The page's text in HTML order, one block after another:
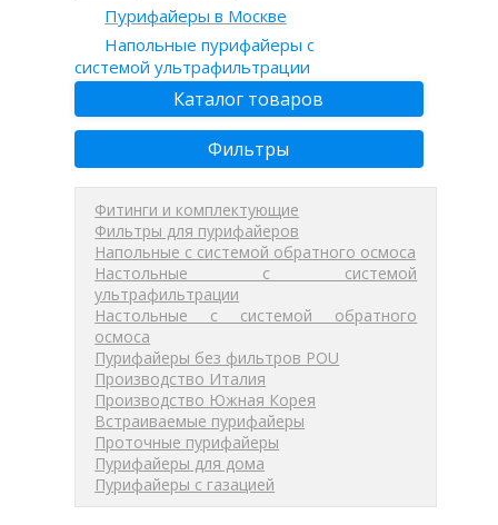
Пурифайеры в Москве
Напольные пурифайеры с
системой ультрафильтрации
Каталог товаров
Фильтры
Фитинги и комплектующие
Фильтры для пурифайеров
Напольные с системой обратного осмоса
Настольные с системой
ультрафильтрации
Настольные с системой обратного
осмоса
Пурифайеры без фильтров POU
Производство Италия
Производство Южная Корея
Встраиваемые пурифайеры
Проточные пурифайеры
Пурифайеры для дома
Пурифайеры с газацией